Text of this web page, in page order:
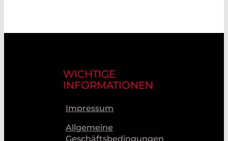
WICHTIGE
INFORMATIONEN
Impressum
Allgemeine
Geschäftsbedingungen